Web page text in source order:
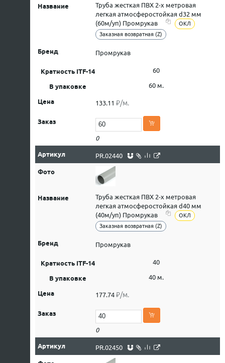
Труба жесткая ПВХ 2-х метровая
легкая атмосферостойкая d32 мм
(60м/уп) Промрукав
ОКЛ
Заказная возвратная (Z)
Промрукав
60
60 м.
133.11 ₽/м.
0
PR.02440
Труба жесткая ПВХ 2-х метровая
легкая атмосферостойкая d40 мм
(40м/уп) Промрукав
ОКЛ
Заказная возвратная (Z)
Промрукав
40
40 м.
177.74 ₽/м.
0
PR.02450